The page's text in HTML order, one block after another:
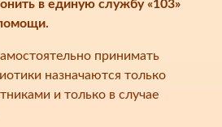
в единую службу «103»
принимать
назначаются только
и только в случае